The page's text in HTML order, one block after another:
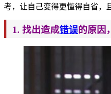
考，让自己变得更懂得自省，
1. 找出造成错误的原因